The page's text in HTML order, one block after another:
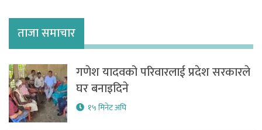
ताजा समाचार
गणेश यादवको परिवारलाई प्रदेश सरकारले
घर बनाइदिने
१५ मिनेट अघि